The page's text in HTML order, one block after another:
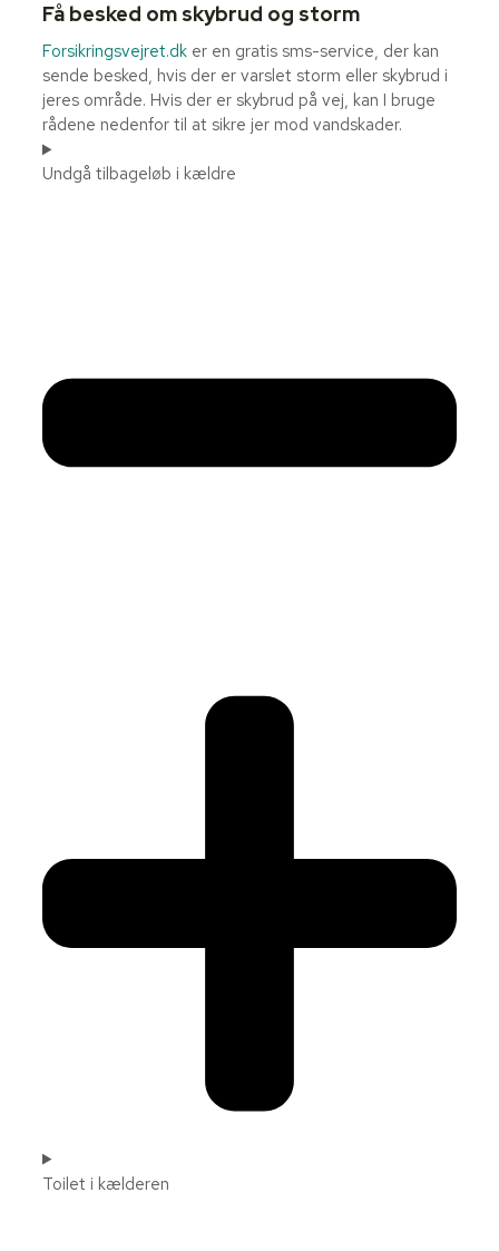
Få besked om skybrud og storm
Forsikringsvejret.dk er en gratis sms-service, der kan
sende besked, hvis der er varslet storm eller skybrud i
jeres område. Hvis der er skybrud på vej, kan I bruge
rådene nedenfor til at sikre jer mod vandskader.
Undgå tilbageløb i kældre
Toilet i kælderen